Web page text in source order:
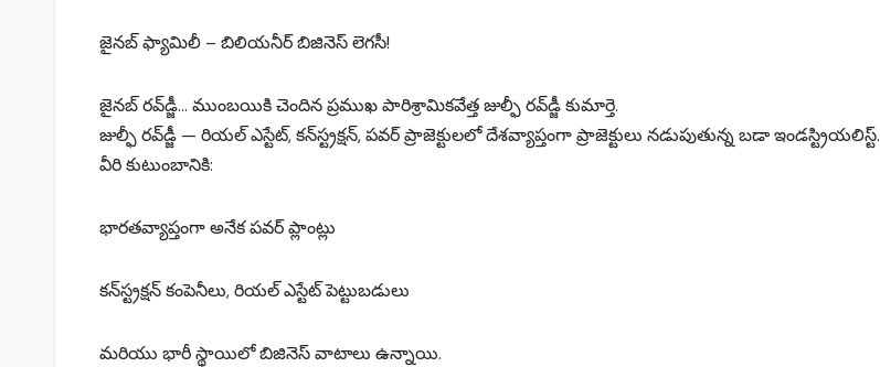
జైనబ్ ఫ్యామిలీ – బిలియనీర్ బిజినెస్ లెగసీ!
జైనబ్‌ రవ్‌డ్జీ… ముంబయికి చెందిన ప్రముఖ పారిశ్రామికవేత్త జుల్ఫీ రవ్‌డ్జీ కుమార్తె.
జుల్ఫీ రవ్‌డ్జీ — రియల్ ఎస్టేట్, కన్‌స్ట్రక్షన్‌, పవర్ ప్రాజెక్టులలో దేశవ్యాప్తంగా ప్రాజెక్టులు నడుపుతున్న బడా ఇండస్ట్రియలిస్ట్.
వీరి కుటుంబానికి:
భారతవ్యాప్తంగా అనేక పవర్ ప్లాంట్లు
కన్‌స్ట్రక్షన్ కంపెనీలు, రియల్ ఎస్టేట్ పెట్టుబడులు
మరియు భారీ స్థాయిలో బిజినెస్ వాటాలు ఉన్నాయి.